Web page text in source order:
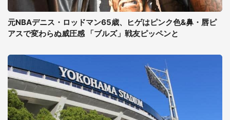
元NBAデニス・ロッドマン65歳、ヒゲはピンク色&鼻・唇ピ
アスで変わらぬ威圧感 「ブルズ」戦友ピッペンと